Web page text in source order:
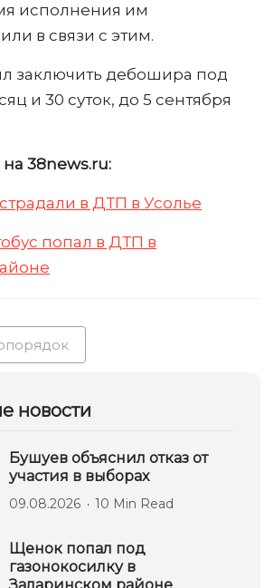
исполнения им
в связи с этим.
заключить дебошира под
и 30 суток, до 5 сентября
38news.ru:
в ДТП в Усолье
попал в ДТП в
новости
Бушуев объяснил отказ от
участия в выборах
09.08.2026 10 Min Read
Щенок попал под
газонокосилку в